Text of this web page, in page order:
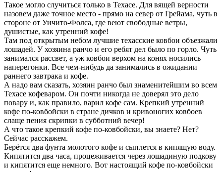
Такое могло случиться только в Техасе. Для вящей верности
назовем даже точное место - прямо на север от Грейама, чуть в
стороне от Уичито-Фолса, где веют свободные ветры,
душистые, как утренний кофе!
Там под открытым небом лучшие техасские ковбои объезжали
лошадей. У хозяина ранчо и его ребят дел было по горло. Чуть
занимался рассвет, а уж ковбои верхом на конях носились
наперегонки. Все чем-нибудь да занимались в ожидании
раннего завтрака и кофе.
А надо вам сказать, хозяин ранчо был знаменитейшим во всем
Техасе кофеваром. Он почти никогда не доверял это дело
повару и, как правило, варил кофе сам. Крепкий утренний
кофе по-ковбойски в стране дичков и кривоногих ковбоев
слаще пения скрипки в субботний вечер!
А что такое крепкий кофе по-ковбойски, вы знаете? Нет?
Сейчас расскажем.
Берётся два фунта молотого кофе и сыплется в кипящую воду.
Кипятится два часа, процеживается через лошадиную подкову
и кипятится еще немного. Вот настоящий кофе по-ковбойски